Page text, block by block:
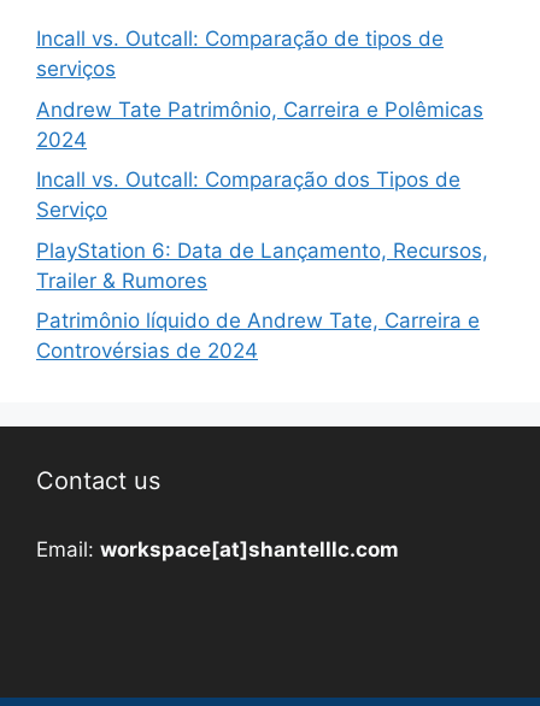
Incall vs. Outcall: Comparação de tipos de
serviços
Andrew Tate Patrimônio, Carreira e Polêmicas
2024
Incall vs. Outcall: Comparação dos Tipos de
Serviço
PlayStation 6: Data de Lançamento, Recursos,
Trailer & Rumores
Patrimônio líquido de Andrew Tate, Carreira e
Controvérsias de 2024
Contact us
Email: workspace[at]shantelllc.com